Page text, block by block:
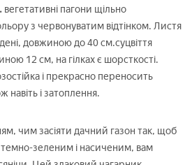
вегетативні пагони щільно
з червонуватим відтінком. Листя
довжиною до 40 см.суцвіття
12 см, на гілках є шорсткості.
і прекрасно переносить
і затоплення.
чим засіяти дачний газон так, щоб
темно-зеленим і насиченим, вам